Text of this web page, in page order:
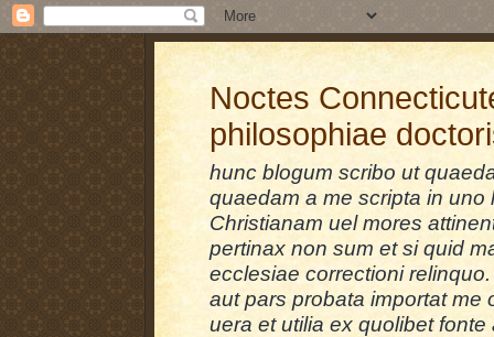
Noctes
philosophiae
hunc blogum scribo ut
quaedam a me scripta in
Christianam uel mores
pertinax non sum et si quid
ecclesiae correctioni
aut pars probata importat me
uera et utilia ex quolibet fonte